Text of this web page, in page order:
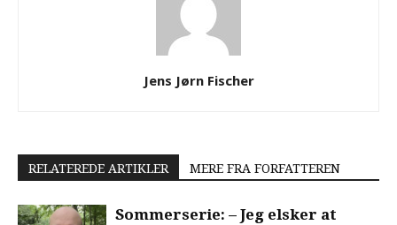
Jens Jørn Fischer
RELATEREDE ARTIKLER MERE FRA FORFATTEREN
Sommerserie: – Jeg elsker at